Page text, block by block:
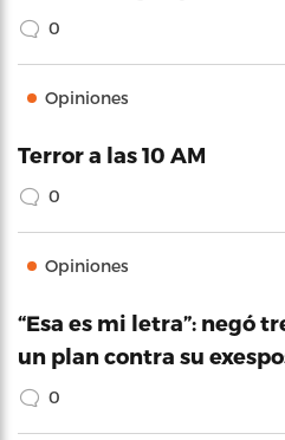
0
Opiniones
Terror a las 10 AM
0
Opiniones
“Esa es mi letra”: negó
un plan contra su
0